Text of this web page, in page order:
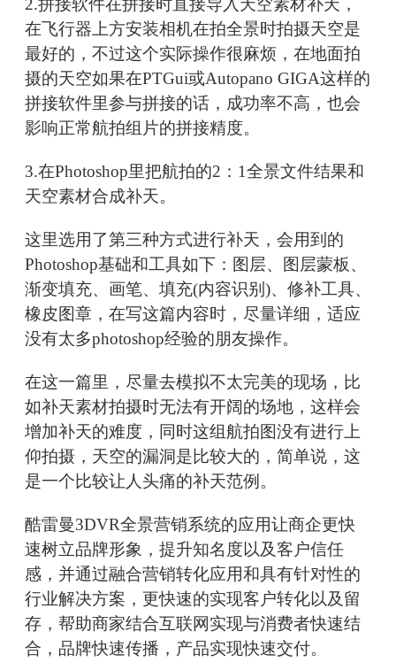
2.拼接软件在拼接时直接导入天空素材补天，
在飞行器上方安装相机在拍全景时拍摄天空是
最好的，不过这个实际操作很麻烦，在地面拍
摄的天空如果在PTGui或Autopano GIGA这样的
拼接软件里参与拼接的话，成功率不高，也会
影响正常航拍组片的拼接精度。
3.在Photoshop里把航拍的2：1全景文件结果和
天空素材合成补天。
这里选用了第三种方式进行补天，会用到的
Photoshop基础和工具如下：图层、图层蒙板、
渐变填充、画笔、填充(内容识别)、修补工具、
橡皮图章，在写这篇内容时，尽量详细，适应
没有太多photoshop经验的朋友操作。
在这一篇里，尽量去模拟不太完美的现场，比
如补天素材拍摄时无法有开阔的场地，这样会
增加补天的难度，同时这组航拍图没有进行上
仰拍摄，天空的漏洞是比较大的，简单说，这
是一个比较让人头痛的补天范例。
酷雷曼3DVR全景营销系统的应用让商企更快
速树立品牌形象，提升知名度以及客户信任
感，并通过融合营销转化应用和具有针对性的
行业解决方案，更快速的实现客户转化以及留
存，帮助商家结合互联网实现与消费者快速结
合，品牌快速传播，产品实现快速交付。